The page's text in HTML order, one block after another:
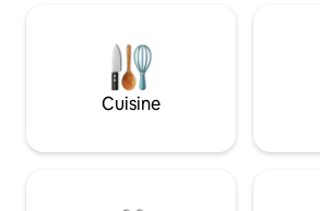
vapoter, d'utiliser des cigarettes
électroniques ou d'amener des animaux
de compagnie à l'intérieur ou à
l'extérieur de la propriété. Le
Numéro d'enregistrement de location
Cuisine